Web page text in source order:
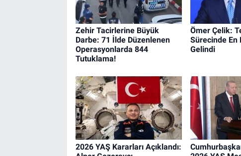
Zehir Tacirlerine Büyük
Darbe: 71 İlde Düzenlenen
Operasyonlarda 844
Tutuklama!
Ömer Çelik:
Sürecinde En
Gelindi
2026 YAŞ Kararları Açıklandı: